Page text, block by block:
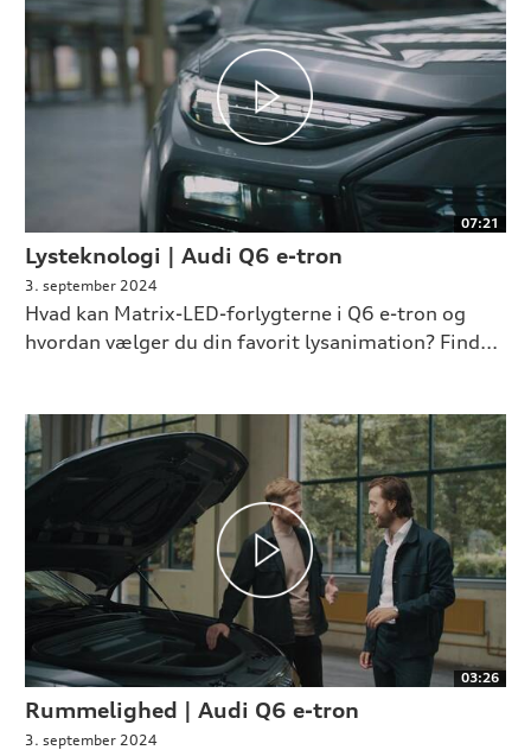
07:21
Lysteknologi | Audi Q6 e-tron
3. september 2024
Hvad kan Matrix-LED-forlygterne i Q6 e-tron og
hvordan vælger du din favorit lysanimation? Find...
03:26
Rummelighed | Audi Q6 e-tron
3. september 2024